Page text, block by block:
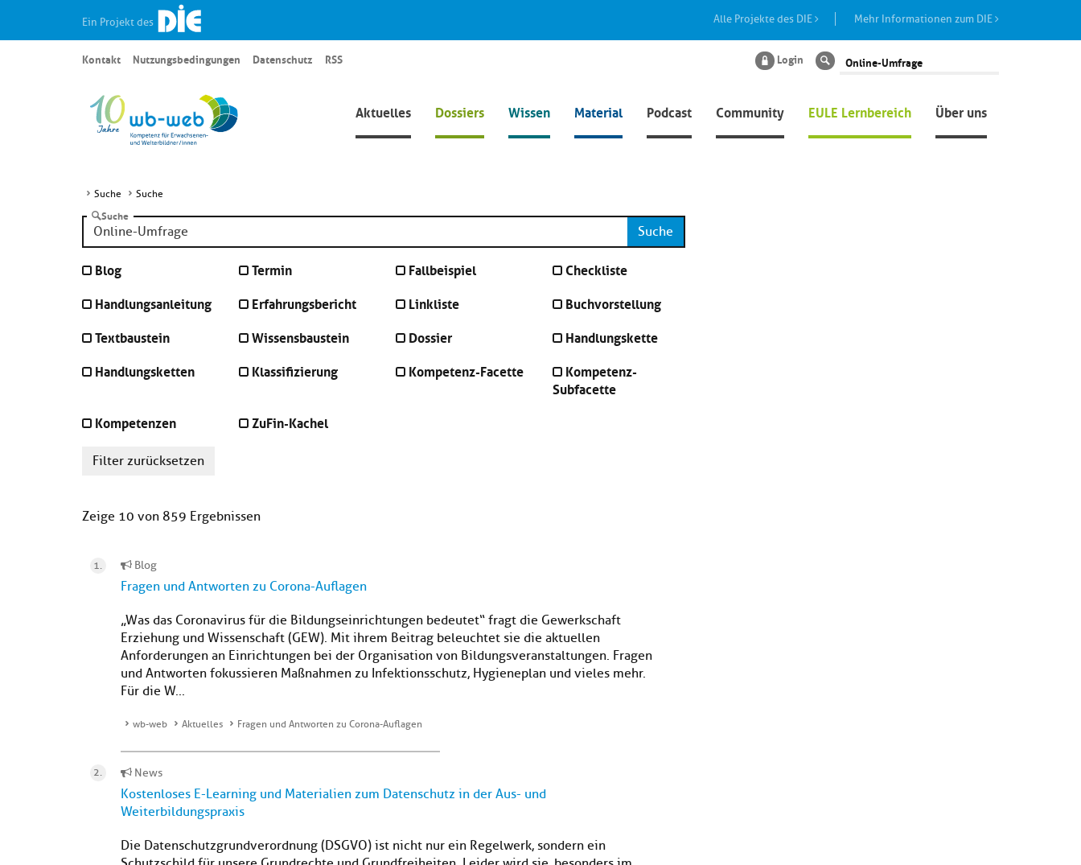
Ein Projekt des Alle Projekte des DIE Mehr Informationen zum DIE
Aktuelles Dossiers Wissen Material Podcast Community EULE Lernbereich Über uns
Kontakt Nutzungsbedingungen Datenschutz RSS Login Suche
Suche Suche
Suche
Suche
Blog Termin Fallbeispiel
Checkliste
Handlungsanleitung
Erfahrungsbericht Linkliste
Buchvorstellung
Textbaustein
Wissensbaustein Dossier
Handlungskette
Handlungsketten
Klassifizierung Kompetenz-Facette
Kompetenz-
Subfacette
Kompetenzen
ZuFin-Kachel
Filter zurücksetzen
Zeige 10 von 859 Ergebnissen
Blog
Fragen und Antworten zu Corona-Auflagen
„Was das Coronavirus für die Bildungseinrichtungen bedeutet“ fragt die Gewerkschaft
Erziehung und Wissenschaft (GEW). Mit ihrem Beitrag beleuchtet sie die aktuellen
Anforderungen an Einrichtungen bei der Organisation von Bildungsveranstaltungen. Fragen
und Antworten fokussieren Maßnahmen zu Infektionsschutz, Hygieneplan und vieles mehr.
Für die W...
wb-web Aktuelles Fragen und Antworten zu Corona-Auflagen
News
Kostenloses E-Learning und Materialien zum Datenschutz in der Aus- und
Weiterbildungspraxis
Die Datenschutzgrundverordnung (DSGVO) ist nicht nur ein Regelwerk, sondern ein